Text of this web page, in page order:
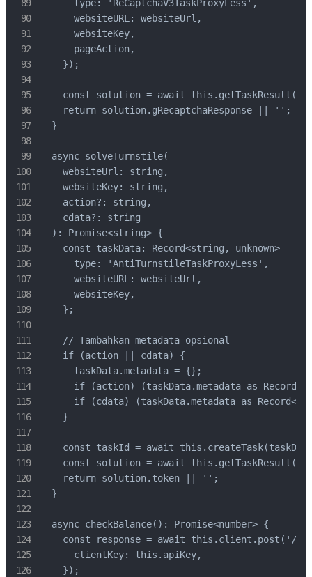
      type: 'ReCaptchaV3TaskProxyLess',
      websiteURL: websiteUrl,
      websiteKey,
      pageAction,
    });
const solution = await
    return solution.gRecaptchaResponse || '';
  }
  async solveTurnstile(
    websiteUrl: string,
    websiteKey: string,
    action?: string,
    cdata?: string
  ): Promise<string> {
    const taskData: Record<string, unknown> = {
      type: 'AntiTurnstileTaskProxyLess',
      websiteURL: websiteUrl,
      websiteKey,
    };
    // Tambahkan metadata opsional
    if (action || cdata) {
      taskData.metadata = {};
if (action) (taskData.metadata as
if (cdata) (taskData.metadata as
    }
const taskId = await
const solution = await
    return solution.token || '';
  }
  async checkBalance(): Promise<number> {
const response = await this.client.post('/
      clientKey: this.apiKey,
    });